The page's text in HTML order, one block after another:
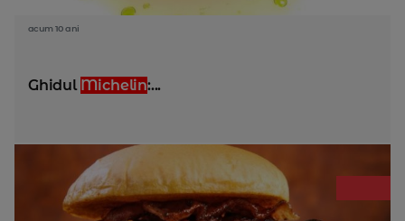
acum 10 ani
Ghidul Michelin:...